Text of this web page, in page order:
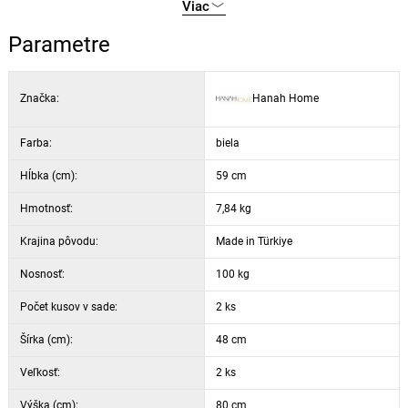
šírka: 48 cm, výška: 80 cm a hĺbka: 59 cm
výška nôh: 43 cm
3 cm / 22 DNS penová výplň sedáka
farba: biela a čierna
Viac
Parametre
Značka: Hanah Home
Farba: biela
Hĺbka (cm): 59 cm
Hmotnosť: 7,84 kg
Krajina pôvodu: Made in Türkiye
Nosnosť: 100 kg
Počet kusov v sade: 2 ks
Šírka (cm): 48 cm
Veľkosť: 2 ks
Výška (cm): 80 cm